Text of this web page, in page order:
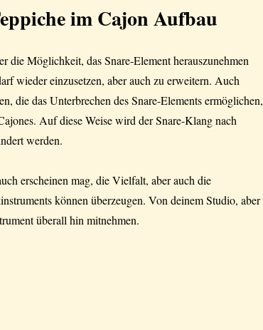
im Cajon Aufbau
die Möglichkeit, das Snare-Element herauszunehmen
wieder einzusetzen, aber auch zu erweitern. Auch
die das Unterbrechen des Snare-Elements ermöglichen,
Auf diese Weise wird der Snare-Klang nach
werden.
erscheinen mag, die Vielfalt, aber auch die
können überzeugen. Von deinem Studio, aber
überall hin mitnehmen.